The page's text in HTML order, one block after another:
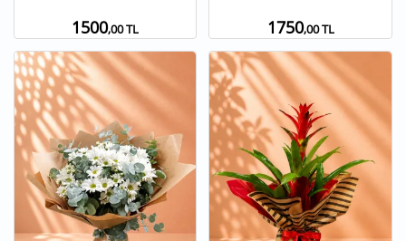
1500,00 TL 1750,00 TL